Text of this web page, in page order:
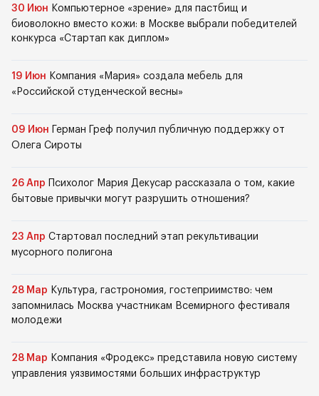
30 Июн Компьютерное «зрение» для пастбищ и
биоволокно вместо кожи: в Москве выбрали победителей
конкурса «Стартап как диплом»
19 Июн Компания «Мария» создала мебель для
«Российской студенческой весны»
09 Июн
Герман Греф получил публичную поддержку от
Олега Сироты
26 Апр
Психолог Мария Декусар рассказала о том, какие
бытовые привычки могут разрушить отношения?
23 Апр Стартовал последний этап рекультивации
мусорного полигона
28 Мар Культура, гастрономия, гостеприимство: чем
запомнилась Москва участникам Всемирного фестиваля
молодежи
28 Мар Компания «Фродекс» представила новую систему
управления уязвимостями больших инфраструктур